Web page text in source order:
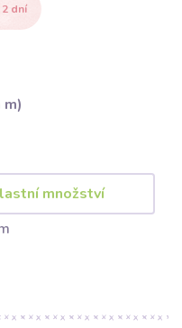
dní
m)